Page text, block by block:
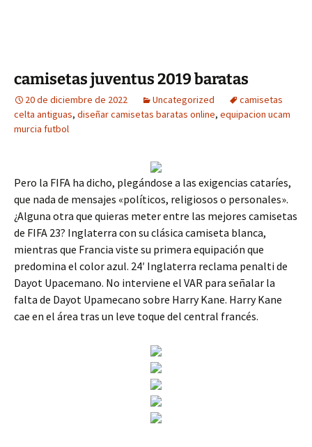
camisetas juventus 2019 baratas
20 de diciembre de 2022 Uncategorized
camisetas
celta antiguas, diseñar camisetas baratas online, equipacion ucam
murcia futbol
Pero la FIFA ha dicho, plegándose a las exigencias cataríes,
que nada de mensajes «políticos, religiosos o personales».
¿Alguna otra que quieras meter entre las mejores camisetas
de FIFA 23? Inglaterra con su clásica camiseta blanca,
mientras que Francia viste su primera equipación que
predomina el color azul. 24′ Inglaterra reclama penalti de
Dayot Upacemano. No interviene el VAR para señalar la
falta de Dayot Upamecano sobre Harry Kane. Harry Kane
cae en el área tras un leve toque del central francés.